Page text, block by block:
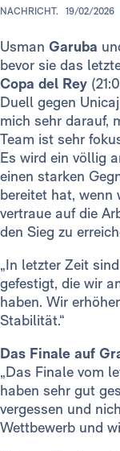
NACHRICHT. 19/02/2026
Usman Garuba
bevor sie das
Copa del Rey
Duell gegen
mich sehr darauf,
Team ist sehr
Es wird ein völlig
einen starken
bereitet hat, wenn
vertraue auf die
den Sieg zu
„In letzter Zeit
gefestigt, die wir
haben. Wir
Stabilität.“
Das Finale auf
„Das Finale vom
haben sehr gut
vergessen und
Wettbewerb und